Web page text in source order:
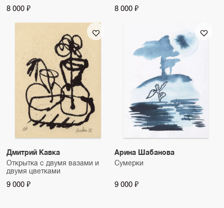
8 000 ₽ 8 000 ₽
Дмитрий Кавка
Открытка с двумя вазами и
двумя цветками
9 000 ₽
Арина Шабанова
Сумерки
9 000 ₽